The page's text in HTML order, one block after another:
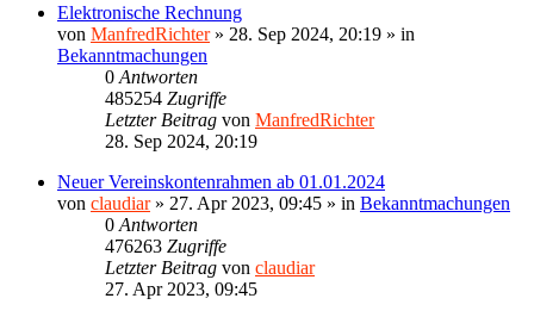
Elektronische Rechnung
von ManfredRichter» 28. Sep 2024, 20:19 » in
Bekanntmachungen
0 Antworten
485254 Zugriffe
Letzter Beitrag von ManfredRichter
28. Sep 2024, 20:19
Neuer Vereinskontenrahmen ab 01.01.2024
von claudiar» 27. Apr 2023, 09:45 » in Bekanntmachungen
0 Antworten
476263 Zugriffe
Letzter Beitrag von claudiar
27. Apr 2023, 09:45